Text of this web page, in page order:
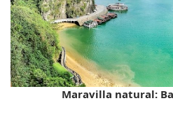
Maravilla natural: